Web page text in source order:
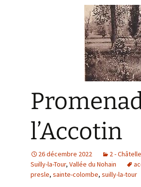
l’Accotin
26 décembre 2022 2 -
Suilly-la-Tour, Vallée du Nohain
presle, sainte-colombe, suilly-la-tour